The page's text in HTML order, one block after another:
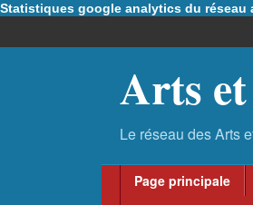
Statistiques google analytics du réseau
Arts
Page principale